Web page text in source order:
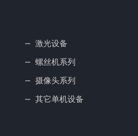
激光设备
螺丝机系列
摄像头系列
其它单机设备